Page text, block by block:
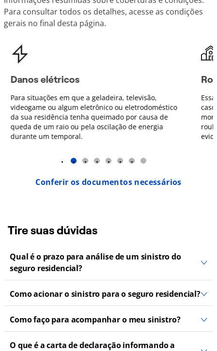
Para consultar todos os detalhes, acesse as condições
gerais no final desta página.
Danos elétricos
Para situações em que a geladeira, televisão,
videogame ou algum eletrônico ou eletrodoméstico
da sua residência tenha queimado por causa de
queda de um raio ou pela oscilação de energia
durante um temporal.
1 2 3 4 5 6 7
Conferir os documentos necessários
Tire suas dúvidas
Qual é o prazo para análise de um sinistro do
seguro residencial?
Como acionar o sinistro para o seguro residencial?
Como faço para acompanhar o meu sinistro?
O que é a carta de declaração informando a